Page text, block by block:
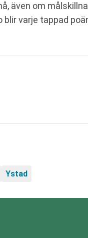
även om
varje tappad
Ystad